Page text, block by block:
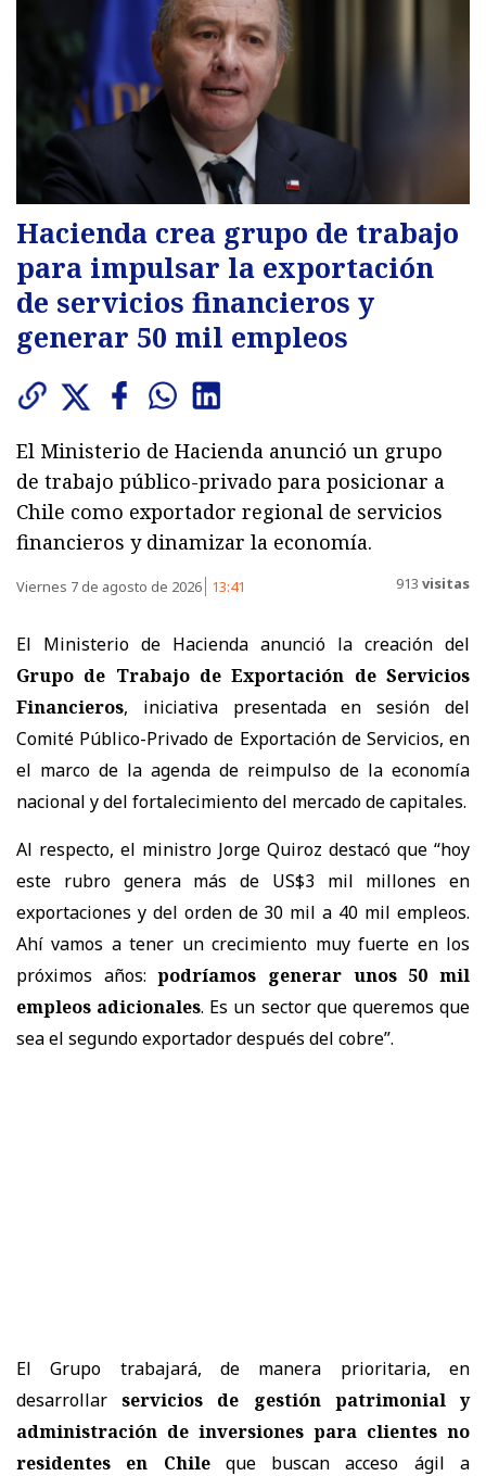
Hacienda crea grupo de trabajo
para impulsar la exportación
de servicios financieros y
generar 50 mil empleos
El Ministerio de Hacienda anunció un grupo
de trabajo público-privado para posicionar a
Chile como exportador regional de servicios
financieros y dinamizar la economía.
Viernes 7 de agosto de 2026 13:41 913 visitas
El Ministerio de Hacienda anunció la creación del
Grupo de Trabajo de Exportación de Servicios
Financieros, iniciativa presentada en sesión del
Comité Público-Privado de Exportación de Servicios, en
el marco de la agenda de reimpulso de la economía
nacional y del fortalecimiento del mercado de capitales.
Al respecto, el ministro Jorge Quiroz destacó que “hoy
este rubro genera más de US$3 mil millones en
exportaciones y del orden de 30 mil a 40 mil empleos.
Ahí vamos a tener un crecimiento muy fuerte en los
próximos años:podríamos generar unos 50 mil
empleos adicionales. Es un sector que queremos que
sea el segundo exportador después del cobre”.
El Grupo trabajará, de manera prioritaria, en
desarrollarservicios de gestión patrimonial y
administración de inversiones para clientes no
residentes en Chileque buscan acceso ágil a